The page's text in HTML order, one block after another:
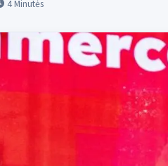
4Minutės